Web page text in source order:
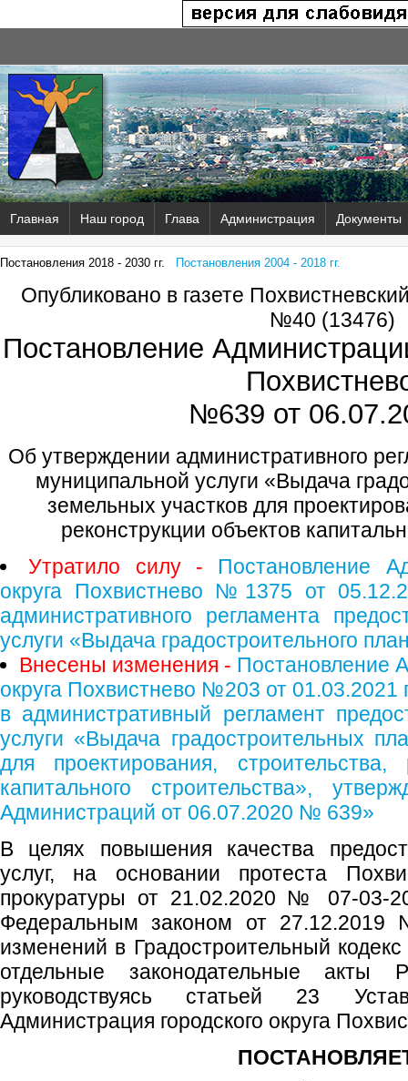
Главная Наш город Глава Администрация Документы
Постановления 2018 - 2030 гг. Постановления 2004 - 2018 гг.
Опубликовано в газете
№40 (13476)
Постановление
№639 от
Об утверждении административного
муниципальной услуги «Выдача
земельных участков для
реконструкции объектов
Утратило силу -
Постановление
округа Похвистнево №1375 от
административного регламента
услуги «Выдача градостроительного
Внесены изменения - Постановление
округа Похвистнево №203 от 01.03.2021
в административный регламент
услуги «Выдача градостроительных
для проектирования, строительства,
капитального строительства»,
Администраций от 06.07.2020 № 639»
В целях повышения качества
услуг, на основании протеста
прокуратуры от 21.02.2020 № 07-03-
Федеральным законом от
изменений в Градостроительный
отдельные законодательные акты
руководствуясь статьей 23
Администрация городского округа